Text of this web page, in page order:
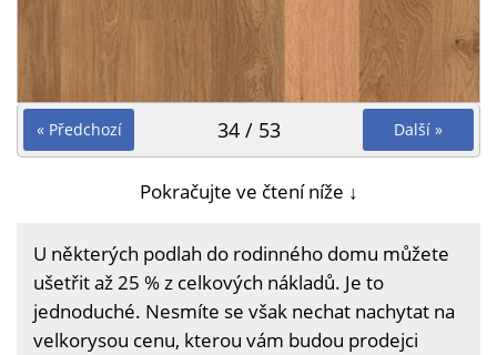
« Předchozí Další »
34 / 53
Pokračujte ve čtení níže ↓
U některých podlah do rodinného domu můžete
ušetřit až 25 % z celkových nákladů. Je to
jednoduché. Nesmíte se však nechat nachytat na
velkorysou cenu, kterou vám budou prodejci